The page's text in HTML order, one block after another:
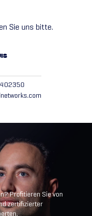
Sie uns bitte.
Profitieren Sie von
zertifizierter